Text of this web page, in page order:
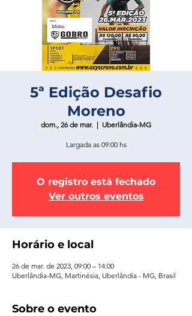
5ª Edição Desafio
Moreno
dom., 26 de mar.
  |
Uberlândia-MG
Largada as 09:00 hs
O registro está fechado
Ver outros eventos
Horário e local
26 de mar. de 2023, 09:00 – 14:00
Uberlândia-MG, Martinésia, Uberlândia - MG, Brasil
Sobre o evento